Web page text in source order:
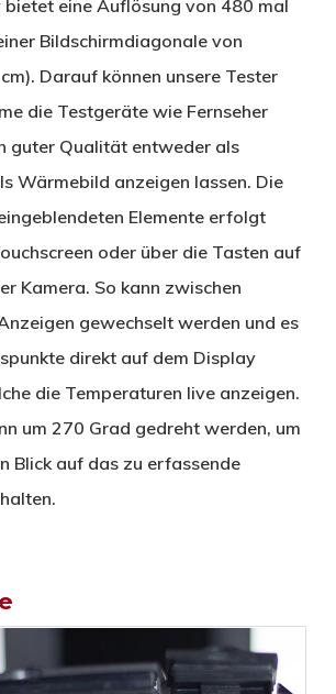
bietet eine Auflösung von 480 mal
Bildschirmdiagonale von
Darauf können unsere Tester
die Testgeräte wie Fernseher
guter Qualität entweder als
Wärmebild anzeigen lassen. Die
Elemente erfolgt
oder über die Tasten auf
Kamera. So kann zwischen
gewechselt werden und es
direkt auf dem Display
die Temperaturen live anzeigen.
um 270 Grad gedreht werden, um
Blick auf das zu erfassende